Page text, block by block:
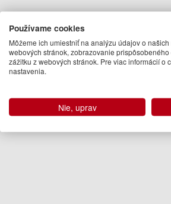
Používame cookies
Môžeme ich umiestniť na analýzu údajov o
webových stránok, zobrazovanie
zážitku z webových stránok. Pre viac informácií o
nastavenia.
Nie, uprav